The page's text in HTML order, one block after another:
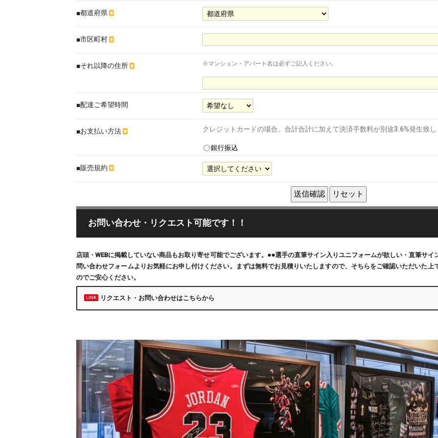
■都道府県 ※
■市区町村 ※
■それ以降の住所 ※ ※マンション・アパート名は必ずご記入ください。
■配達ご希望時間
■お支払い方法 ※ クレジットカードの場合、合計合計に加えて決済手数料が別途3.6%発生致
銀行振込
■販売規約 ※
お問い合わせ・リクエスト可能です！！
店頭・WEBに掲載していない商品もお取り寄せ可能でございます。●●選手の直筆サイン入りユニフォームが欲しい・直筆サ
問い合わせフォームよりお気軽にお申し付けください。まずは無料でお見積りいたしますので、そちらをご確認いただいた
のでご安心ください。
リクエスト・お問い合わせはこちらから